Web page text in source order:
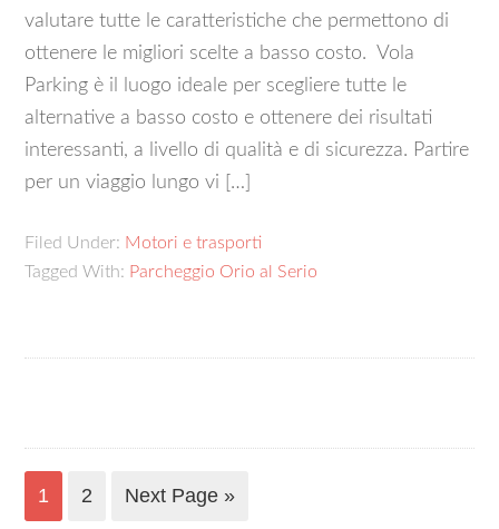
valutare tutte le caratteristiche che permettono di
ottenere le migliori scelte a basso costo. Vola
Parking è il luogo ideale per scegliere tutte le
alternative a basso costo e ottenere dei risultati
interessanti, a livello di qualità e di sicurezza. Partire
per un viaggio lungo vi […]
Filed Under: Motori e trasporti
Tagged With: Parcheggio Orio al Serio
1 2 Next Page »